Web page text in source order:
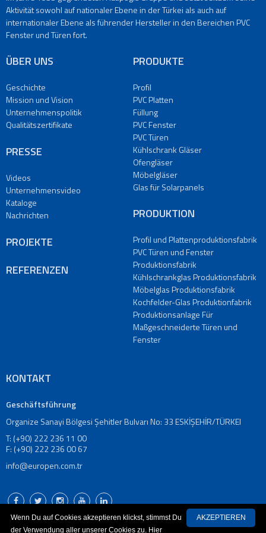
Kühlschrank
Gläser
Möbelgläser
für
Solarpanels
PRODUKTION
Profil
Plattenproduktionsfabrik
Türen
und
Fenster
Produktionsfabrik
Produktionsanlage
Für
Türen
Glas
REFERENZEN
PRESSE
Unternehmensvideo
Nachrichten
KONTAKT
Aktivität sowohl auf nationaler Ebene in der Türkei als auch auf
internationaler Ebene als führender Hersteller in den Bereichen PVC
Fenster und Türen fort.
ÜBER UNS
Geschichte
Mission und Vision
Unternehmenspolitik
Qualitätszertifikate
PRESSE
Videos
Unternehmensvideo
Kataloge
Nachrichten
PROJEKTE
REFERENZEN
PRODUKTE
Profil
PVC Platten
Füllung
PVC Fenster
PVC Türen
Kühlschrank Gläser
Ofengläser
Möbelgläser
Glas für Solarpanels
PRODUKTION
Profil und Plattenproduktionsfabrik
PVC Türen und Fenster
Produktionsfabrik
Kühlschrankglas Produktionsfabrik
Möbelglas Produktionsfabrik
Kochfelder-Glas Produktionfabrik
Produktionsanlage Für
Maßgeschneiderte Türen und
Fenster
KONTAKT
Geschäftsführung
Organize Sanayi Bölgesi Şehitler Bulvarı No: 33 ESKİŞEHİR/TÜRKEI
T: (+90) 222 236 11 00
F: (+90) 222 236 00 67
info@europen.com.tr
AKZEPTIEREN
Wenn Du auf Cookies akzeptieren klickst, stimmst Du
der Verwendung aller unserer Cookies zu. Hier